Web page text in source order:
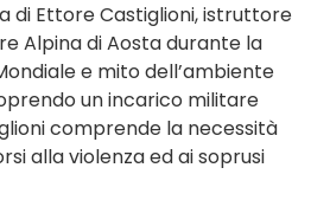
di Ettore Castiglioni, istruttore
Alpina di Aosta durante la
e mito dell’ambiente
un incarico militare
comprende la necessità
alla violenza ed ai soprusi